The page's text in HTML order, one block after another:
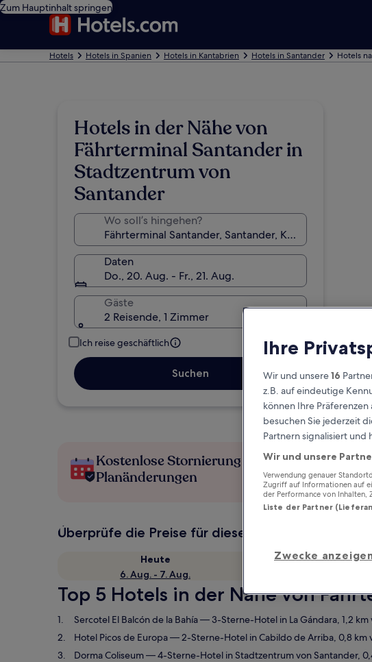
Zum Hauptinhalt springen
Hotels Hotels in Spanien Hotels in Kantabrien Hotels in Santander Hotels
Hotels in der Nähe von
Fährterminal Santander in
Stadtzentrum von
Santander
Wo soll’s hingehen?
Daten
Do., 20. Aug. - Fr., 21. Aug.
Gäste
2 Reisende, 1 Zimmer
Ich reise geschäftlich
Suchen
Kostenlose Stornierung bei
Planänderungen
Überprüfe die Preise für diese Daten
Heute
6. Aug. - 7. Aug.
Top 5 Hotels in der Nähe von
Sercotel El Balcón de la Bahía— 3-Sterne-Hotel in La Gándara, 1,2
Hotel Picos de Europa— 2-Sterne-Hotel in Cabildo de Arriba, 0,8
Dorma Coliseum— 4-Sterne-Hotel in Stadtzentrum von Santander,
Ihre
Wir und unsere16
z.B. auf eindeutige
können Ihre
besuchen Sie jederzeit
Partnern signalisiert und
Wir und unsere
Verwendung genauer
Zugriff auf Informationen auf
der Performance von Inhalten,
Liste der Partner
Zwecke